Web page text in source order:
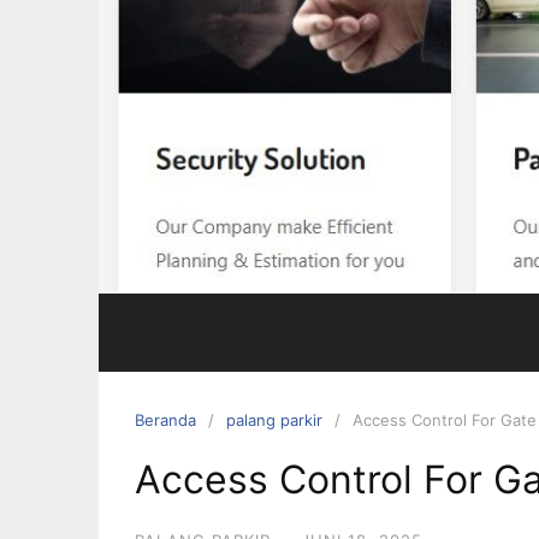
Beranda palang parkir Access Control For Gate
Access Control For